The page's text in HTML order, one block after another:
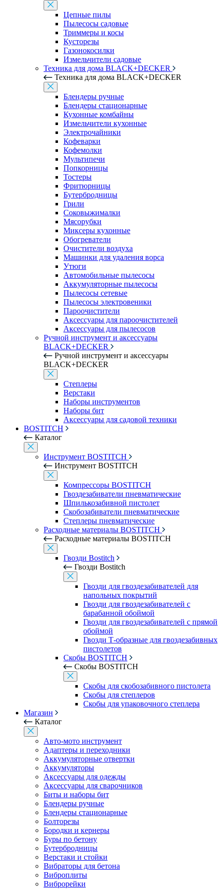
Цепные пилы
Пылесосы садовые
Триммеры и косы
Кусторезы
Газонокосилки
Измельчители садовые
Техника для дома BLACK+DECKER
Техника для дома BLACK+DECKER
Блендеры ручные
Блендеры стационарные
Кухонные комбайны
Измельчители кухонные
Электрочайники
Кофеварки
Кофемолки
Мультипечи
Попкорницы
Тостеры
Фритюрницы
Бутербродницы
Грили
Соковыжималки
Мясорубки
Миксеры кухонные
Обогреватели
Очистители воздуха
Машинки для удаления ворса
Утюги
Автомобильные пылесосы
Аккумуляторные пылесосы
Пылесосы сетевые
Пылесосы электровеники
Пароочистители
Аксессуары для пароочистителей
Аксессуары для пылесосов
Ручной инструмент и аксессуары
BLACK+DECKER
Ручной инструмент и аксессуары
BLACK+DECKER
Степлеры
Верстаки
Наборы инструментов
Наборы бит
Аксессуары для садовой техники
BOSTITCH
Каталог
Инструмент BOSTITCH
Инструмент BOSTITCH
Компрессоры BOSTITCH
Гвоздезабиватели пневматические
Шпилькозабивной пистолет
Скобозабиватели пневматические
Степлеры пневматические
Расходные материалы BOSTITCH
Расходные материалы BOSTITCH
Гвозди Bostitch
Гвозди Bostitch
Гвозди для гвоздезабивателей для
напольных покрытий
Гвозди для гвоздезабивателей с
барабанной обоймой
Гвозди для гвоздезабивателей с прямой
обоймой
Гвозди Т-образные для гвоздезабивных
пистолетов
Скобы BOSTITCH
Скобы BOSTITCH
Скобы для скобозабивного пистолета
Скобы для степлеров
Скобы для упаковочного степлера
Магазин
Каталог
Авто-мото инструмент
Адаптеры и переходники
Аккумуляторные отвертки
Аккумуляторы
Аксессуары для одежды
Аксессуары для сварочников
Биты и наборы бит
Блендеры ручные
Блендеры стационарные
Болторезы
Бородки и кернеры
Буры по бетону
Бутербродницы
Верстаки и стойки
Вибраторы для бетона
Виброплиты
Виброрейки